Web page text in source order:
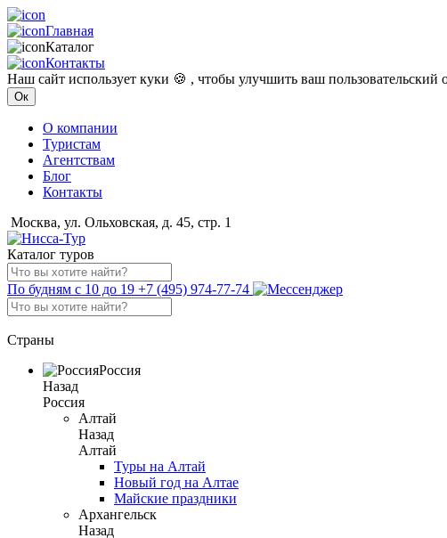
Главная
Каталог
Контакты
Наш сайт использует куки 🍪 , чтобы улучшить ваш
Ок
О компании
Туристам
Агентствам
Блог
Контакты
Москва, ул. Ольховская, д. 45, стр. 1
Каталог туров
По будням с 10 до 19 +7 (495) 974-77-74
Страны
Россия
Назад
Россия
Алтай
Назад
Алтай
Туры на Алтай
Новый год на Алтае
Майские праздники
Архангельск
Назад